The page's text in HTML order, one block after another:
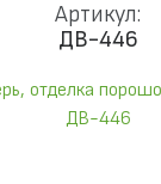
Артикул:
ДВ-446